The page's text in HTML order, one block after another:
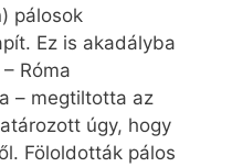
pálosok
Ez is akadályba
Róma
– megtiltotta az
úgy, hogy
Föloldották pálos